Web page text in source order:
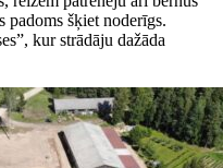
padoms šķiet noderīgs.
kur strādāju dažāda